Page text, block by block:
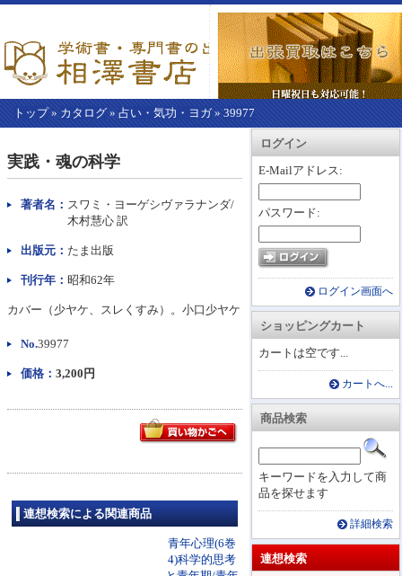
トップ» カタログ » 占い・気功・ヨガ» 39977
カートを見る
ログイン
E-Mailアドレス:
パスワード:
ログイン画面へ
ショッピングカート
カートは空です...
カートへ...
商品検索
キーワードを入力して商
品を探せます
詳細検索
連想検索
こ
か
本
実践・魂の科学
著者名： スワミ・ヨーゲシヴァラナンダ/
木村慧心 訳
出版元： たま出版
刊行年： 昭和62年
カバー（少ヤケ、スレくすみ）。小口少ヤケ
No.39977
価格： 3,200円
連想検索による関連商品
青年心理(6巻
4)科学的思考